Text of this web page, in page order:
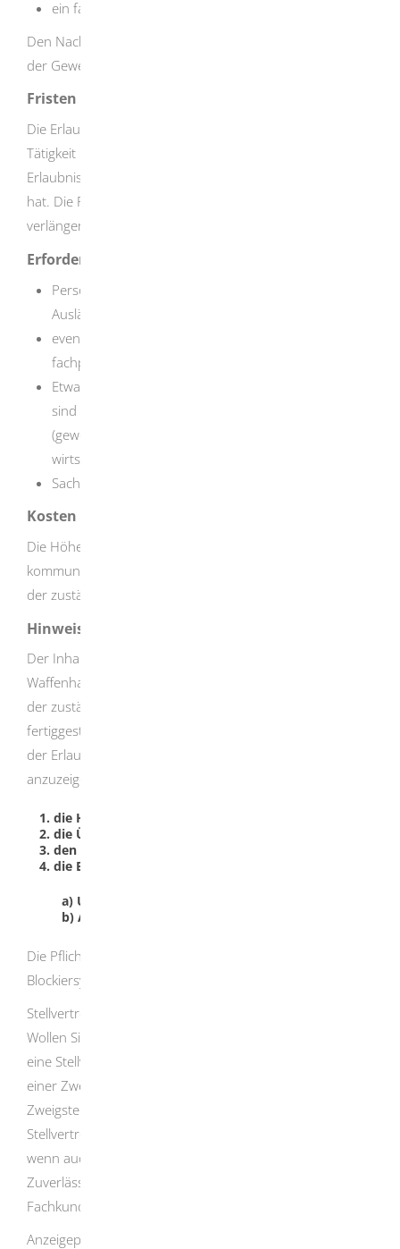
ein fachpsychologisches Zeugnis verlangen.
Den Nachweis der Fachkunde und des Bedürfnisses und
der Gewerbsmäßigkeit müssen Sie selbst erbringen.
Fristen
Die Erlaubnis erlischt, wenn der Erlaubnisinhaber die
Tätigkeit nicht innerhalb eines Jahres nach Erteilung der
Erlaubnis begonnen oder ein Jahr lang nicht ausgeübt
hat. Die Fristen können aus besonderen Gründen
verlängert werden.
Erforderliche Unterlagen
Personalausweis oder Reisepass (bei Ausländern und
Ausländerinnen: Nationalpass)
eventuell ein amts- oder fachärztliches oder ein
fachpsychologisches Zeugnis
Etwaige weitere Unterlagen, die Sie vorlegen müssen,
sind abhängig vom Grund Ihres Bedürfnisses
(gewerbsmäßig oder selbstständig im Rahmen einer
wirtschaftlichen Unternehmung).
Sachkundenachweis
Kosten
Die Höhe der Gebühren richtet sich nach der
kommunalen Gebührenregelung. Erkundigen Sie sich bei
der zuständigen Behörde.
Hinweise
Der Inhaber einer Waffenherstellungserlaubnis oder
Waffenhandelserlaubnis nach § 21 Absatz 1 Satz 1 hat
der zuständigen Behörde den folgenden Umgang mit
fertiggestellten Schusswaffen, deren Erwerb oder Besitz
der Erlaubnis bedarf, unverzüglich elektronisch
anzuzeigen:
1. die Herstellung, jedoch erst nach Fertigstellung,
2. die Überlassung,
3. den Erwerb,
4. die Bearbeitung durch
a) Umbau oder
b) Austausch eines wesentlichen Teils.
Die Pflicht zur Anzeige besteht auch dann, wenn ein
Blockiersystem eingebaut oder entsperrt wird.
Stellvertretungserlaubnis
Wollen Sie für Ihr erlaubnisbedürftiges Waffengewerbe
eine Stellvertretung oder eine Person mit der Leitung
einer Zweigniederlassung oder unselbständigen
Zweigstelle beauftragen? Dann benötigen Sie dazu eine
Stellvertretungserlaubnis. Diese Erlaubnis wird nur erteilt,
wenn auch die Stellvertretung die erforderliche
Zuverlässigkeit, die persönliche Eignung und die
Fachkunde besitzt.
Anzeigepflichten